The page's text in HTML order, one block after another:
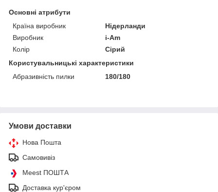
Основні атрибути
Країна виробник
Нідерланди
Виробник
i-Am
Колір
Сірий
Користувальницькі характеристики
Абразивність пилки
180/180
Умови доставки
Нова Пошта
Самовивіз
Meest ПОШТА
Доставка кур'єром